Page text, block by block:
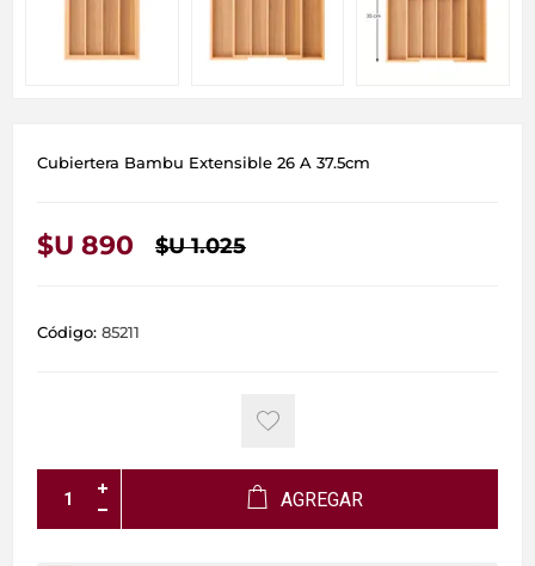
Cubiertera Bambu Extensible 26 A 37.5cm
$U 890 $U 1.025
Código: 85211
AGREGAR